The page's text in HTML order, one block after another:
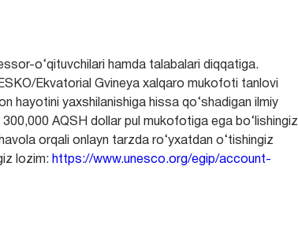
o‘qituvchilari hamda talabalari diqqatiga.
Ekvatorial Gvineya xalqaro mukofoti tanlovi
hayotini yaxshilanishiga hissa qo‘shadigan ilmiy
AQSH dollar pul mukofotiga ega bo‘lishingiz
orqali onlayn tarzda ro‘yxatdan o‘tishingiz
lozim: https://www.unesco.org/egip/account-